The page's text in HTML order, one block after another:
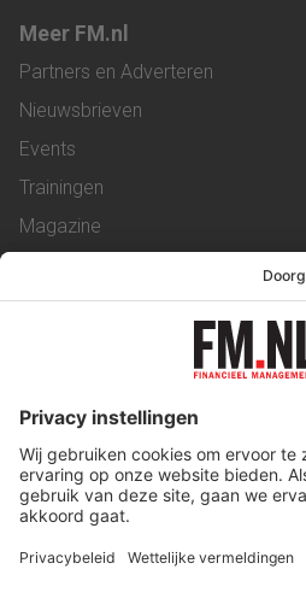
Meer FM.nl
Partners en Adverteren
Nieuwsbrieven
Events
Trainingen
Magazine
Service & Contact
Werken bij ons
Privacy Statement
Algemene Voorwaarden